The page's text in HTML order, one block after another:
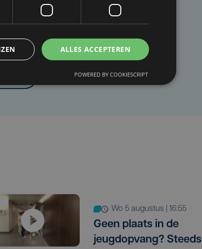
in dit artikel?
wo 5 augustus | 16:55
Geen plaats in de
jeugdopvang? Steeds
ALLES ACCEPTEREN
POWERED BY COOKIESCRIPT